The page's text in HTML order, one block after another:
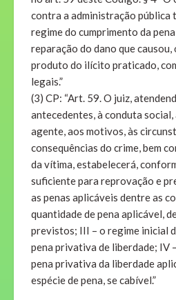
contra a administração pública
regime do cumprimento da
reparação do dano que causou,
produto do ilícito praticado,
legais.”
(3) CP: “Art. 59. O juiz,
antecedentes, à conduta
agente, aos motivos, às
consequências do crime, bem
da vítima, estabelecerá,
suficiente para reprovação e
as penas aplicáveis dentre as
quantidade de pena aplicável,
previstos; III – o regime inicial
pena privativa de liberdade; IV
pena privativa da liberdade
espécie de pena, se cabível.”